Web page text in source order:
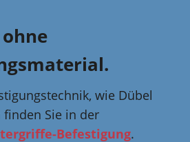
wie Dübel
finden Sie in der
Befestigung.